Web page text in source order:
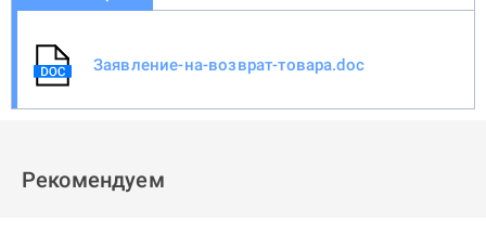
Заявление-на-возврат-товара.doc
Рекомендуем